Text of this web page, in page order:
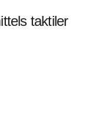
taktiler